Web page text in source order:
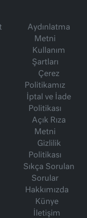
Aydınlatma
Metni
Kullanım
Şartları
Çerez
Politikamız
İptal ve İade
Politikası
Açık Rıza
Metni
Gizlilik
Politikası
Sıkça Sorulan
Sorular
Hakkımızda
Künye
İletişim